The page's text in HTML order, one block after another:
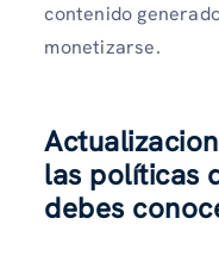
contenido
monetizarse.
las políticas
debes